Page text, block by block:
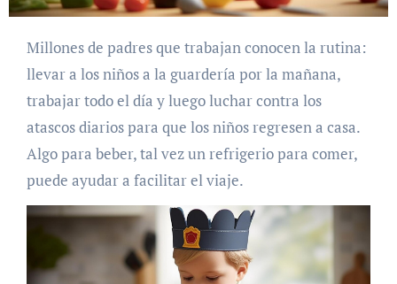
Millones de padres que trabajan conocen la rutina:
llevar a los niños a la guardería por la mañana,
trabajar todo el día y luego luchar contra los
atascos diarios para que los niños regresen a casa.
Algo para beber, tal vez un refrigerio para comer,
puede ayudar a facilitar el viaje.